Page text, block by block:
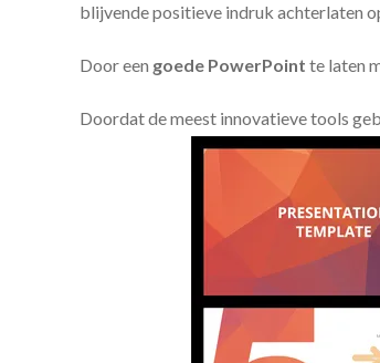
blijvende positieve indruk achterlaten
Door een goede PowerPoint te laten
Doordat de meest innovatieve tools